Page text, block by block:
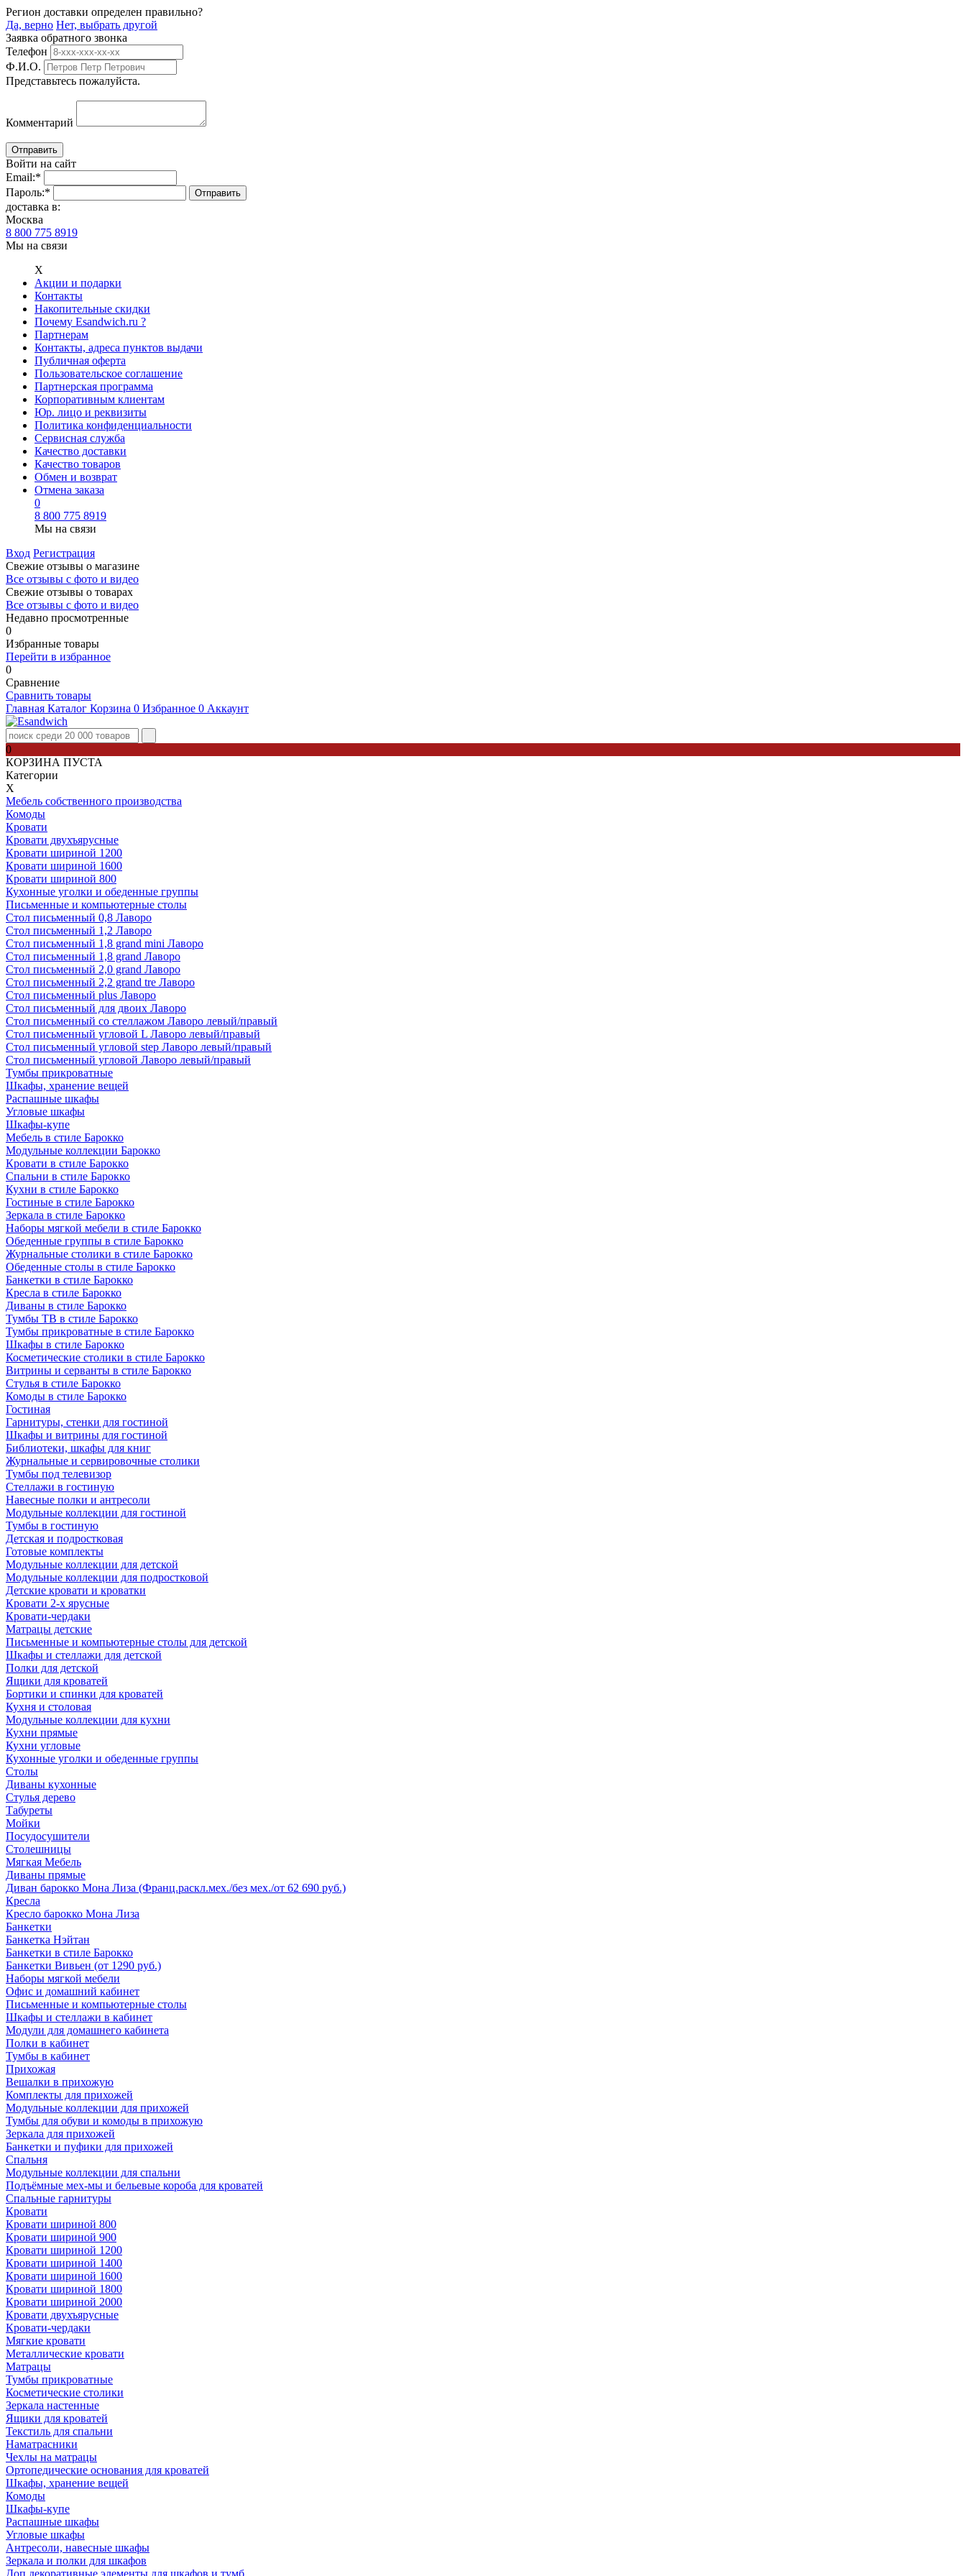
Регион доставки определен правильно?
Да, верно Нет, выбрать другой
Заявка обратного звонка
Телефон
Ф.И.О.
Представьтесь пожалуйста.
Комментарий
Войти на сайт
Email:*
Пароль:*
доставка в:
Москва
8 800 775 8919
Мы на связи
Х
Акции и подарки
Контакты
Накопительные скидки
Почему Esandwich.ru ?
Партнерам
Контакты, адреса пунктов выдачи
Публичная оферта
Пользовательское соглашение
Партнерская программа
Корпоративным клиентам
Юр. лицо и реквизиты
Политика конфиденциальности
Сервисная служба
Качество доставки
Качество товаров
Обмен и возврат
Отмена заказа
0
8 800 775 8919
Мы на связи
Вход Регистрация
Свежие отзывы о магазине
Все отзывы с фото и видео
Свежие отзывы о товарах
Все отзывы c фото и видео
Недавно просмотренные
0
Избранные товары
Перейти в избранное
0
Сравнение
Сравнить товары
Главная Каталог Корзина 0 Избранное 0 Аккаунт
0
КОРЗИНА ПУСТА
Категории
Х
Мебель собственного производства
Комоды
Кровати
Кровати двухъярусные
Кровати шириной 1200
Кровати шириной 1600
Кровати шириной 800
Кухонные уголки и обеденные группы
Письменные и компьютерные столы
Стол письменный 0,8 Лаворо
Стол письменный 1,2 Лаворо
Стол письменный 1,8 grand mini Лаворо
Стол письменный 1,8 grand Лаворо
Стол письменный 2,0 grand Лаворо
Стол письменный 2,2 grand tre Лаворо
Стол письменный plus Лаворо
Стол письменный для двоих Лаворо
Стол письменный со стеллажом Лаворо левый/правый
Стол письменный угловой L Лаворо левый/правый
Стол письменный угловой step Лаворо левый/правый
Стол письменный угловой Лаворо левый/правый
Тумбы прикроватные
Шкафы, хранение вещей
Распашные шкафы
Угловые шкафы
Шкафы-купе
Мебель в стиле Барокко
Модульные коллекции Барокко
Кровати в стиле Барокко
Спальни в стиле Барокко
Кухни в стиле Барокко
Гостиные в стиле Барокко
Зеркала в стиле Барокко
Наборы мягкой мебели в стиле Барокко
Обеденные группы в стиле Барокко
Журнальные столики в стиле Барокко
Обеденные столы в стиле Барокко
Банкетки в стиле Барокко
Кресла в стиле Барокко
Диваны в стиле Барокко
Тумбы ТВ в стиле Барокко
Тумбы прикроватные в стиле Барокко
Шкафы в стиле Барокко
Косметические столики в стиле Барокко
Витрины и серванты в стиле Барокко
Стулья в стиле Барокко
Комоды в стиле Барокко
Гостиная
Гарнитуры, стенки для гостиной
Шкафы и витрины для гостиной
Библиотеки, шкафы для книг
Журнальные и сервировочные столики
Тумбы под телевизор
Стеллажи в гостиную
Навесные полки и антресоли
Модульные коллекции для гостиной
Тумбы в гостиную
Детская и подростковая
Готовые комплекты
Модульные коллекции для детской
Модульные коллекции для подростковой
Детские кровати и кроватки
Кровати 2-х ярусные
Кровати-чердаки
Матрацы детские
Письменные и компьютерные столы для детской
Шкафы и стеллажи для детской
Полки для детской
Ящики для кроватей
Бортики и спинки для кроватей
Кухня и столовая
Модульные коллекции для кухни
Кухни прямые
Кухни угловые
Кухонные уголки и обеденные группы
Столы
Диваны кухонные
Стулья дерево
Табуреты
Мойки
Посудосушители
Столешницы
Мягкая Мебель
Диваны прямые
Диван барокко Мона Лиза (Франц.раскл.мех./без мех./от 62 690 руб.)
Кресла
Кресло барокко Мона Лиза
Банкетки
Банкетка Нэйтан
Банкетки в стиле Барокко
Банкетки Вивьен (от 1290 руб.)
Наборы мягкой мебели
Офис и домашний кабинет
Письменные и компьютерные столы
Шкафы и стеллажи в кабинет
Модули для домашнего кабинета
Полки в кабинет
Тумбы в кабинет
Прихожая
Вешалки в прихожую
Комплекты для прихожей
Модульные коллекции для прихожей
Тумбы для обуви и комоды в прихожую
Зеркала для прихожей
Банкетки и пуфики для прихожей
Спальня
Модульные коллекции для спальни
Подъёмные мех-мы и бельевые короба для кроватей
Спальные гарнитуры
Кровати
Кровати шириной 800
Кровати шириной 900
Кровати шириной 1200
Кровати шириной 1400
Кровати шириной 1600
Кровати шириной 1800
Кровати шириной 2000
Кровати двухъярусные
Кровати-чердаки
Мягкие кровати
Металлические кровати
Матрацы
Тумбы прикроватные
Косметические столики
Зеркала настенные
Ящики для кроватей
Текстиль для спальни
Наматрасники
Чехлы на матрацы
Ортопедические основания для кроватей
Шкафы, хранение вещей
Комоды
Шкафы-купе
Распашные шкафы
Угловые шкафы
Антресоли, навесные шкафы
Зеркала и полки для шкафов
Доп.декоративные элементы для шкафов и тумб